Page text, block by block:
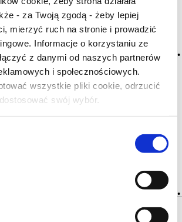
- za Twoją zgodą - żeby lepiej
mierzyć ruch na stronie i prowadzić
Informacje o korzystaniu ze
z danymi od naszych partnerów
i społecznościowych.
wszystkie pliki cookie, odrzucić
swój wybór.
ukończone 18 lat?
odświeżający (oddziałuje
wywołując uczucie chłodu), niuans
m. lub eukaliptus, zauważalny
winach bordoskich, grolleaux